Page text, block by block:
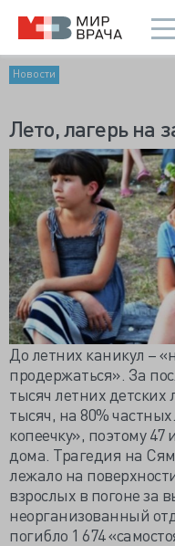
Новости
Лето, лагерь на
До летних каникул –
продержаться». За
тысяч летних детских
тысяч, на 80%
копеечку», поэтому 47
дома. Трагедия на
лежало на
взрослых в погоне за
неорганизованный
погибло 1 674